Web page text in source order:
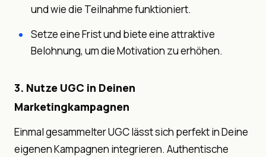
und wie die Teilnahme funktioniert.
Setze eine Frist und biete eine attraktive
Belohnung, um die Motivation zu erhöhen.
3. Nutze UGC in Deinen
Marketingkampagnen
Einmal gesammelter UGC lässt sich perfekt in Deine
eigenen Kampagnen integrieren. Authentische